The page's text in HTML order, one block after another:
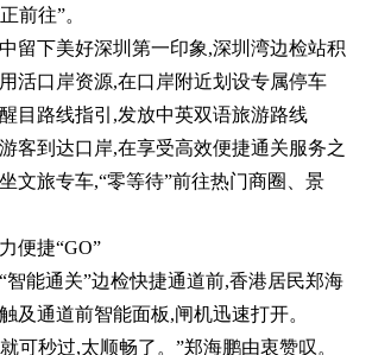
前往”。
留下美好深圳第一印象,深圳湾边检站积
活口岸资源,在口岸附近划设专属停车
目路线指引,发放中英双语旅游路线
客到达口岸,在享受高效便捷通关服务之
文旅专车,“零等待”前往热门商圈、景
便捷“GO”
智能通关”边检快捷通道前,香港居民郑海
及通道前智能面板,闸机迅速打开。
就可秒过,太顺畅了。”郑海鹏由衷赞叹。